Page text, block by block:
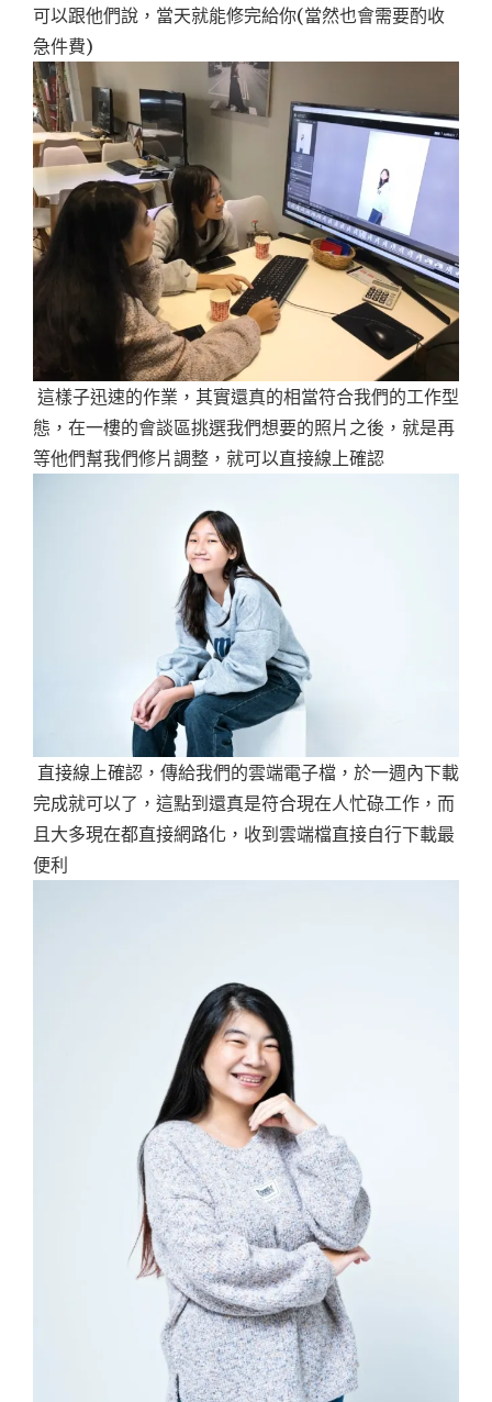
可以跟他們說，當天就能修完給你(當然也會需要酌收
急件費)
這樣子迅速的作業，其實還真的相當符合我們的工作型
態，在一樓的會談區挑選我們想要的照片之後，就是再
等他們幫我們修片調整，就可以直接線上確認
直接線上確認，傳給我們的雲端電子檔，於一週內下載
完成就可以了，這點到還真是符合現在人忙碌工作，而
且大多現在都直接網路化，收到雲端檔直接自行下載最
便利